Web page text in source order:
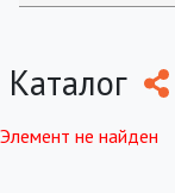
Каталог
Элемент не найден